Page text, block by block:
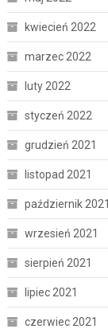
kwiecień 2022
marzec 2022
luty 2022
styczeń 2022
grudzień 2021
listopad 2021
październik 2021
wrzesień 2021
sierpień 2021
lipiec 2021
czerwiec 2021